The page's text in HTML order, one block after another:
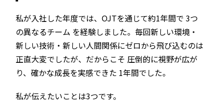
私が入社した年度では、OJTを通じて約1年間で 3つ
の異なるチーム を経験しました。毎回新しい環境・
新しい技術・新しい人間関係にゼロから飛び込むのは
正直大変でしたが、だからこそ 圧倒的に視野が広が
り、確かな成長を実感できた 1年間でした。
私が伝えたいことは3つです。